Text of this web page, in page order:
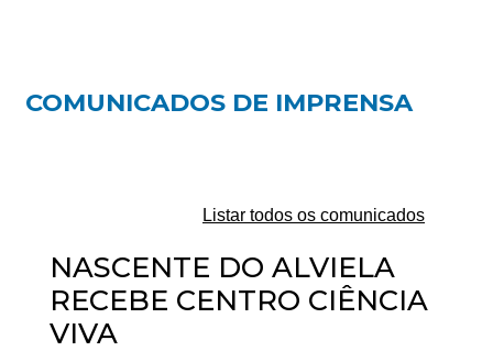
COMUNICADOS DE IMPRENSA
Listar todos os comunicados
NASCENTE DO ALVIELA
RECEBE CENTRO CIÊNCIA
VIVA